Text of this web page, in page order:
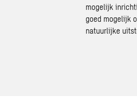
mogelijk
goed mogelijk
natuurlijke